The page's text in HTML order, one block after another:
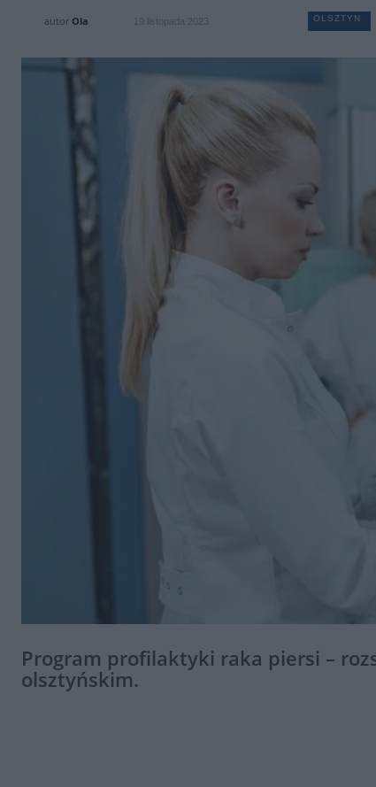
autor Ola 19 listopada 2023 OLSZTYN
Program profilaktyki raka piersi –
olsztyńskim.